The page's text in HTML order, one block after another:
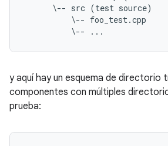
\-- src (test source)
\-- foo_test.cpp
\--
...
y aquí hay un esquema de directorio
componentes con múltiples
prueba: